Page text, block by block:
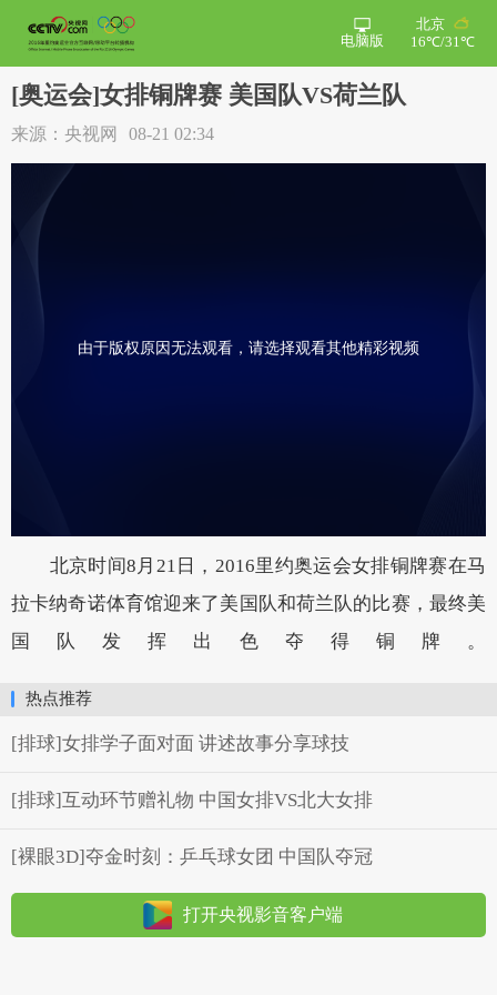
北京
16℃/31℃
电脑版
[奥运会]女排铜牌赛 美国队VS荷兰队
来源：央视网 08-21 02:34
由于版权原因无法观看，请选择观看其他精彩视频
北京时间8月21日，2016里约奥运会女排铜牌赛在马
拉卡纳奇诺体育馆迎来了美国队和荷兰队的比赛，最终美
国队发挥出色夺得铜牌。
热点推荐
[排球]女排学子面对面 讲述故事分享球技
[排球]互动环节赠礼物 中国女排VS北大女排
[裸眼3D]夺金时刻：乒乓球女团 中国队夺冠
打开央视影音客户端